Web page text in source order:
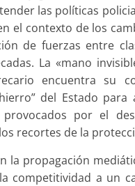
las políticas
el contexto de los
de fuerzas entre
La «mano
encuentra su
del Estado
por el
recortes de la
la propagación
competitividad a un